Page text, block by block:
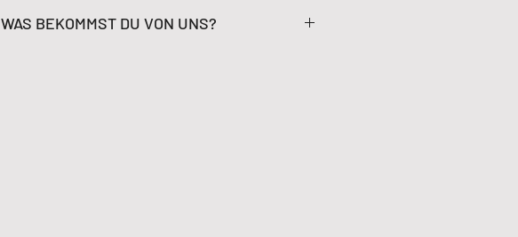
Du brauchst ein Programm, das dich fordert und
WAS BEKOMMST DU VON UNS?